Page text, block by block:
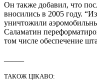
Он также добавил, что
вносились в 2005 году.
уничтожили
Саламатин
том числе обеспечение
ТАКОЖ ЦІКАВО: